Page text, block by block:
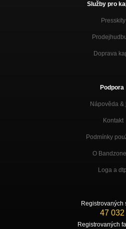
Služby pro
Presskity
Doprava
Podpora
Nápověda &
Kontakt
Podmínky
O
Loga a
Registrovaných
47 032
Registrovaných